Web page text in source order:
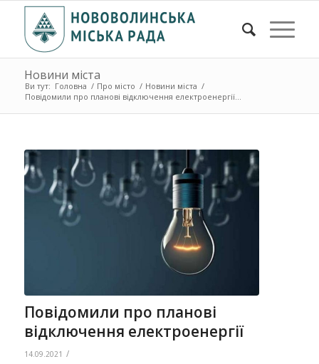
Новини міста
Ви тут: Головна / Про місто / Новини міста /
Повідомили про планові відключення електроенергії...
Повідомили про планові
відключення електроенергії
14.09.2021 /